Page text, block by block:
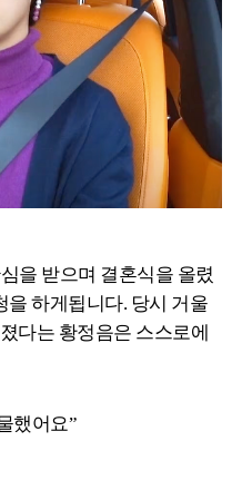
을 받으며 결혼식을 올렸
을 하게됩니다. 당시 거울
다는 황정음은 스스로에
했어요”